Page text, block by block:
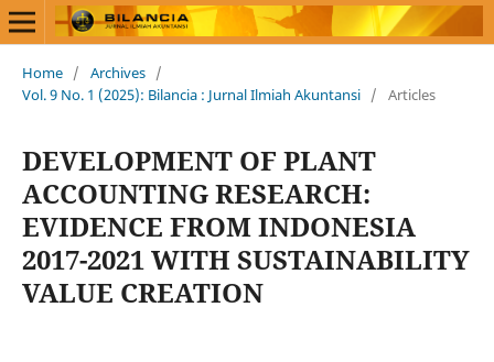
Home / Archives /
Vol. 9 No. 1 (2025): Bilancia : Jurnal Ilmiah Akuntansi / Articles
DEVELOPMENT OF PLANT
ACCOUNTING RESEARCH:
EVIDENCE FROM INDONESIA
2017-2021 WITH SUSTAINABILITY
VALUE CREATION